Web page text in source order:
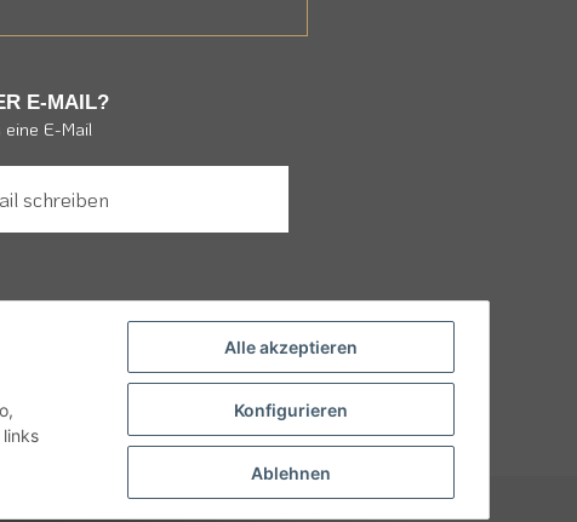
E-MAIL?
eine E-Mail
schreiben
an Kinder und Jugendliche unter
bei Ihrem Alter zu machen denn
Alle akzeptieren
Konfigurieren
Ablehnen